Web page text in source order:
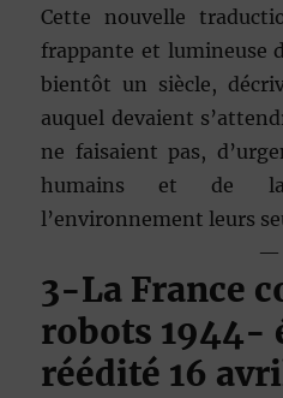
Cette nouvelle
frappante et lumineuse
bientôt un siècle,
auquel devaient
ne faisaient pas,
humains et de la
l’environnement leurs
—
3-La France
robots 1944-
réédité 16